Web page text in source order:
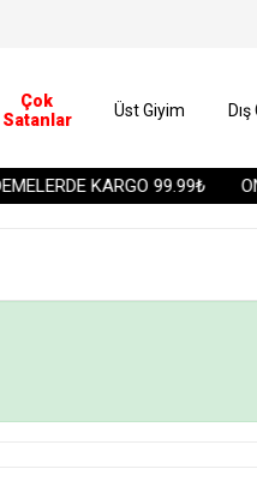
KARGO 99.99₺
Çok
Satanlar
Üst Giyim